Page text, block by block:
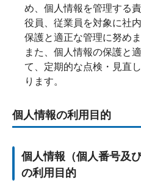
め、個人情報を管理する
役員、従業員を対象に社
保護と適正な管理に努めま
また、個人情報の保護と
て、定期的な点検・見直
ります。
個人情報の利用目的
個人情報（個人番号及
の利用目的